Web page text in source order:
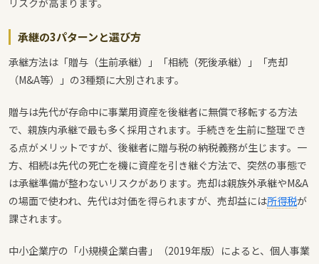
リスクが高まります。
承継の3パターンと選び方
承継方法は「贈与（生前承継）」「相続（死後承継）」「売却
（M&A等）」の3種類に大別されます。
贈与は先代が存命中に事業用資産を後継者に無償で移転する方法
で、親族内承継で最も多く採用されます。手続きを生前に整理でき
る点がメリットですが、後継者に贈与税の納税義務が生じます。一
方、相続は先代の死亡を機に資産を引き継ぐ方法で、突然の事態で
は承継準備が整わないリスクがあります。売却は親族外承継やM&A
の場面で使われ、先代は対価を得られますが、売却益には所得税が
課されます。
中小企業庁の「小規模企業白書」（2019年版）によると、個人事業